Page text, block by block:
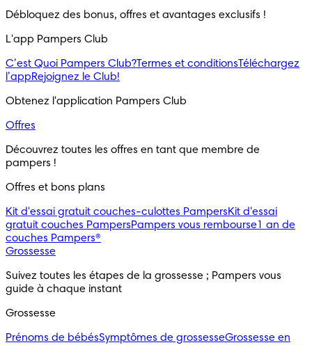
Débloquez des bonus, offres et avantages exclusifs !
L'app Pampers Club
C’est Quoi Pampers Club?Termes et conditionsTéléchargez
l’appRejoignez le Club!
Obtenez l'application Pampers Club
Offres
Découvrez toutes les offres en tant que membre de
pampers !
Offres et bons plans
Kit d'essai gratuit couches-culottes PampersKit d'essai
gratuit couches PampersPampers vous rembourse1 an de
couches Pampers®
Grossesse
Suivez toutes les étapes de la grossesse ; Pampers vous
guide à chaque instant
Grossesse
Prénoms de bébésSymptômes de grossesseGrossesse en